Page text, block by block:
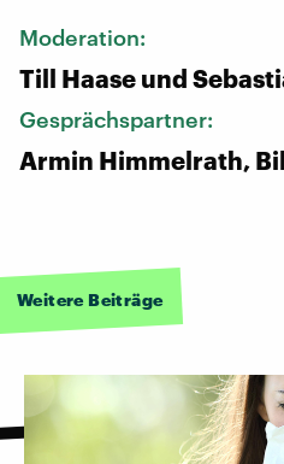
Moderation:
Till Haase und
Gesprächspartner:
Armin Himmelrath,
Weitere Beiträge